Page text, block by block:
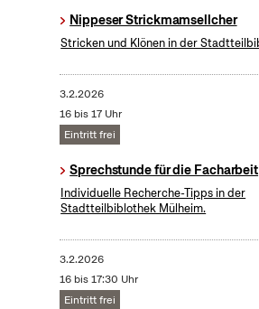
Nippeser Strickmamsellcher
Stricken und Klönen in der
3.2.2026
16 bis 17 Uhr
Eintritt frei
Sprechstunde für die Facharbeit
Individuelle Recherche-Tipps in der
Stadtteilbiblothek Mülheim.
3.2.2026
16 bis 17:30 Uhr
Eintritt frei